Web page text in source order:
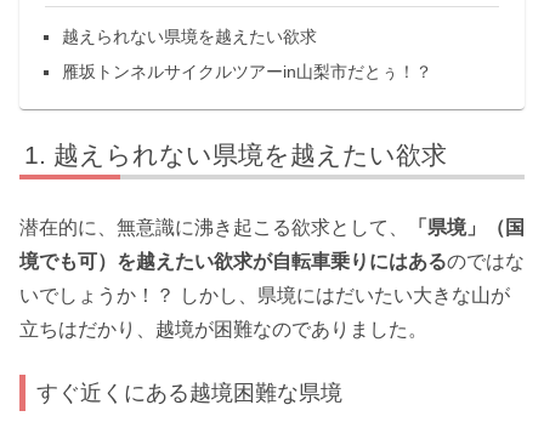
越えられない県境を越えたい欲求
雁坂トンネルサイクルツアーin山梨市だとぅ！？
越えられない県境を越えたい欲求
潜在的に、無意識に沸き起こる欲求として、
「県境」（国
境でも可）を越えたい欲求が自転車乗りにはあるのではな
いでしょうか！？ しかし、県境にはだいたい大きな山が
立ちはだかり、越境が困難なのでありました。
すぐ近くにある越境困難な県境